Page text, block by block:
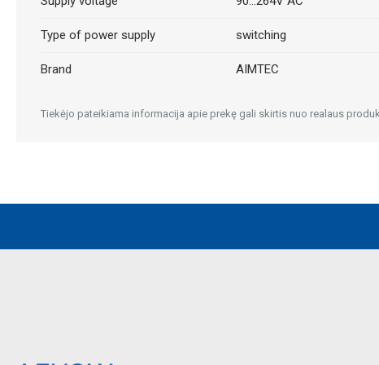
Type of power supply switching
Brand AIMTEC
Tiekėjo pateikiama informacija apie prekę gali skirtis nuo realaus